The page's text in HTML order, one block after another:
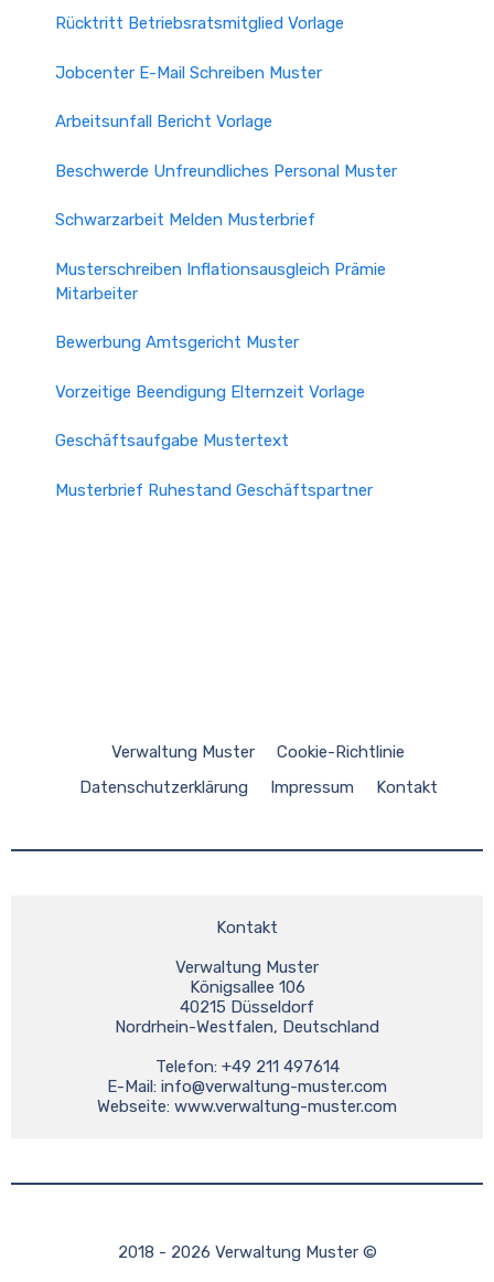
Rücktritt Betriebsratsmitglied Vorlage
Jobcenter E-Mail Schreiben Muster
Arbeitsunfall Bericht Vorlage
Beschwerde Unfreundliches Personal Muster
Schwarzarbeit Melden Musterbrief
Musterschreiben Inflationsausgleich Prämie
Mitarbeiter
Bewerbung Amtsgericht Muster
Vorzeitige Beendigung Elternzeit Vorlage
Geschäftsaufgabe Mustertext
Musterbrief Ruhestand Geschäftspartner
Verwaltung Muster
Cookie-Richtlinie
Datenschutzerklärung
Impressum Kontakt
Kontakt
Verwaltung Muster
Königsallee 106
40215 Düsseldorf
Nordrhein-Westfalen, Deutschland
Telefon: +49 211 497614
E-Mail: info@verwaltung-muster.com
Webseite: www.verwaltung-muster.com
2018 - 2026 Verwaltung Muster ©